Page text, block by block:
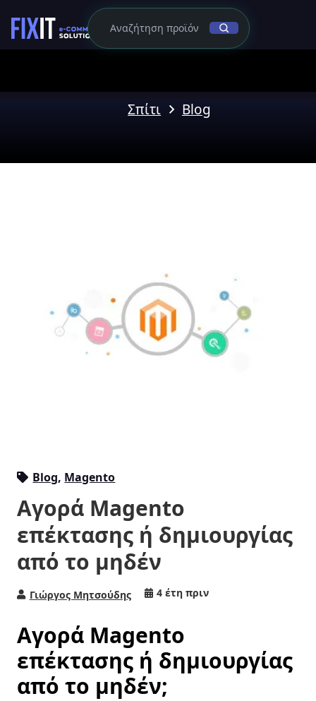
Σπίτι Blog
Blog, Magento
Αγορά Magento
επέκτασης ή δημιουργίας
από το μηδέν
Γιώργος Μητσούδης 4 έτη πριν
Αγορά Magento
επέκτασης ή δημιουργίας
από το μηδέν;